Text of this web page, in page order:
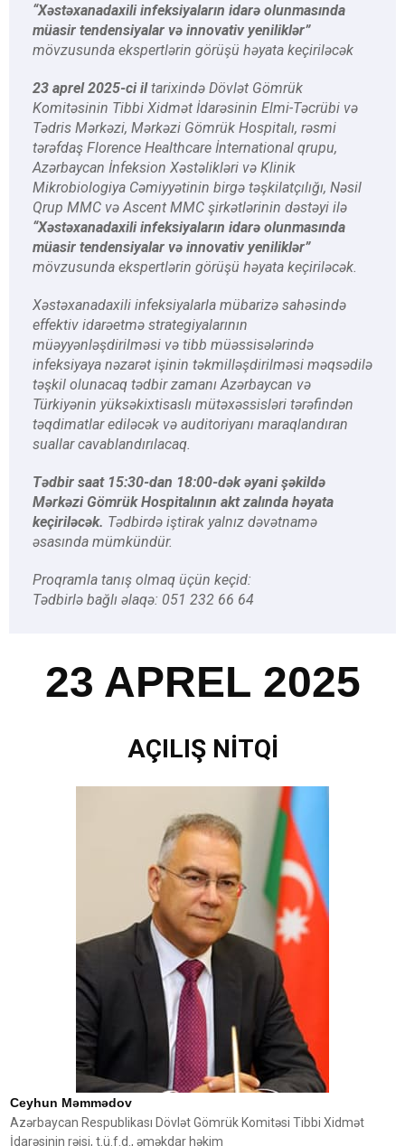
“Xəstəxanadaxili infeksiyaların idarə olunmasında
müasir tendensiyalar və innovativ yeniliklər”
mövzusunda ekspertlərin görüşü həyata keçiriləcək
23 aprel 2025-ci iltarixində Dövlət Gömrük
Komitəsinin Tibbi Xidmət İdarəsinin Elmi-Təcrübi və
Tədris Mərkəzi, Mərkəzi Gömrük Hospitalı, rəsmi
tərəfdaş Florence Healthcare İnternational qrupu,
Azərbaycan İnfeksion Xəstəlikləri və Klinik
Mikrobiologiya Cəmiyyətinin birgə təşkilatçılığı, Nəsil
Qrup MMC və Ascent MMC şirkətlərinin dəstəyi ilə
“Xəstəxanadaxili infeksiyaların idarə olunmasında
müasir tendensiyalar və innovativ yeniliklər”
mövzusunda ekspertlərin görüşü həyata keçiriləcək.
Xəstəxanadaxili infeksiyalarla mübarizə sahəsində
effektiv idarəetmə strategiyalarının
müəyyənləşdirilməsi və tibb müəssisələrində
infeksiyaya nəzarət işinin təkmilləşdirilməsi məqsədilə
təşkil olunacaq tədbir zamanı Azərbaycan və
Türkiyənin yüksəkixtisaslı mütəxəssisləri tərəfindən
təqdimatlar ediləcək və auditoriyanı maraqlandıran
suallar cavablandırılacaq.
Tədbir saat 15:30-dan 18:00-dək əyani şəkildə
Mərkəzi Gömrük Hospitalının akt zalında həyata
keçiriləcək. Tədbirdə iştirak yalnız dəvətnamə
əsasında mümkündür.
Proqramla tanış olmaq üçün keçid:
Tədbirlə bağlı əlaqə: 051 232 66 64
23 APREL 2025
AÇILIŞ NİTQİ
Ceyhun Məmmədov
Azərbaycan Respublikası Dövlət Gömrük Komitəsi Tibbi Xidmət
İdarəsinin rəisi, t.ü.f.d., əməkdar həkim